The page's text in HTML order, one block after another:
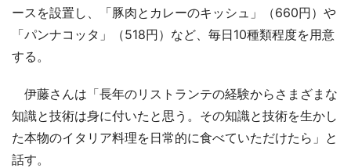
ースを設置し、「豚肉とカレーのキッシュ」（660円）や
「パンナコッタ」（518円）など、毎日10種類程度を用意
する。
伊藤さんは「長年のリストランテの経験からさまざまな
知識と技術は身に付いたと思う。その知識と技術を生かし
た本物のイタリア料理を日常的に食べていただけたら」と
話す。